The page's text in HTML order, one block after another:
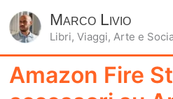
Marco Livio
Libri, Viaggi, Arte e
Amazon Fire